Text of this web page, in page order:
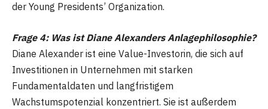
der Young Presidents’ Organization.
Frage 4: Was ist Diane Alexanders Anlagephilosophie?
Diane Alexander ist eine Value-Investorin, die sich auf
Investitionen in Unternehmen mit starken
Fundamentaldaten und langfristigem
Wachstumspotenzial konzentriert. Sie ist außerdem